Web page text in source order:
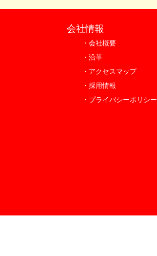
会社情報
・会社概要
・沿革
・アクセスマップ
・採用情報
・プライバシーポリシー